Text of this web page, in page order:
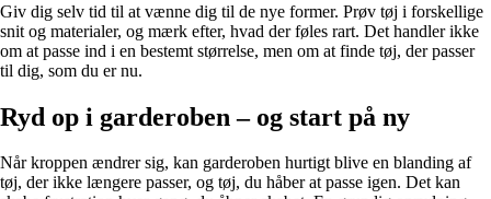
Giv dig selv tid til at vænne dig til de nye former. Prøv tøj i forskellige
snit og materialer, og mærk efter, hvad der føles rart. Det handler ikke
om at passe ind i en bestemt størrelse, men om at finde tøj, der passer
til dig, som du er nu.
Ryd op i garderoben – og start på ny
Når kroppen ændrer sig, kan garderoben hurtigt blive en blanding af
tøj, der ikke længere passer, og tøj, du håber at passe igen. Det kan